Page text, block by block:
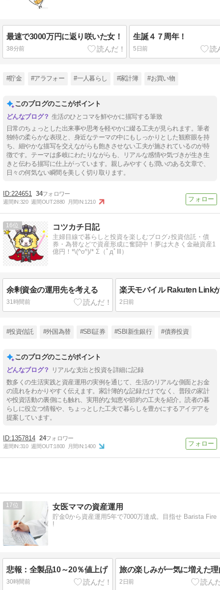
最速で3000万円に返り咲いた女！
38分前
生誕４７周年！
5日前
#貯金 #アラフォー #一人暮らし #家計簿 #お買い物
このブログのここがポイント
生活のひとコマを鮮やかに描写する筆致
日常のちょっとした出来事や思考を軽やかに綴る工夫が見られます。筆者
独特の柔らかな表現と、身近なテーマの中にもしっかりとした観察眼を持
ち、細やかな描写を交えながらも飽きさせない工夫が施されているのが特
徴です。テーマは多岐にわたりながらも、リアルな感情や気づきが生き生
きと伝わる描写に仕上がっています。親しみやすくも潤いのある文章で、
日々の何気ない瞬間を美しく切り取ります。
224651 34
週間IN:320 週間OUT:2880 月間IN:1210
16 コツカチ日記
主婦目線で暮らしと投資を楽しむブログ♪投資信託・債
券・為替などで資産形成に奮闘中！夢は大きく金融資産1
億円！*\(^o^)/* Σ（ﾟдﾟlll）
余剰資金の運用先を考える
31時間前 2日前
#投資信託 #外国為替 #SBI証券 #SBI新生銀行 #債券投資
このブログのここがポイント
リアルな支出と投資を詳細に記録
数多くの生活実践と資産運用の実例を通じて、生活のリアルな側面とお金
の流れをわかりやすく伝えます。家計簿的な記録だけでなく、普段の家計
や投資活動の裏側にも触れ、実用的な知恵や節約の工夫を紹介。読者の暮
らしに役立つ情報や、ちょっとした工夫で暮らしを豊かにするアイデアを
提案しています。
1357814 24
週間IN:310 週間OUT:1800 月間IN:1400
17 女医ママの資産運用
貯金0から資産運用5年で7000万達成。目指せ Barista Fire
!
悲報：全製品10～20％値上げ
30時間前
旅の楽しみが一気に増えた理
2日前